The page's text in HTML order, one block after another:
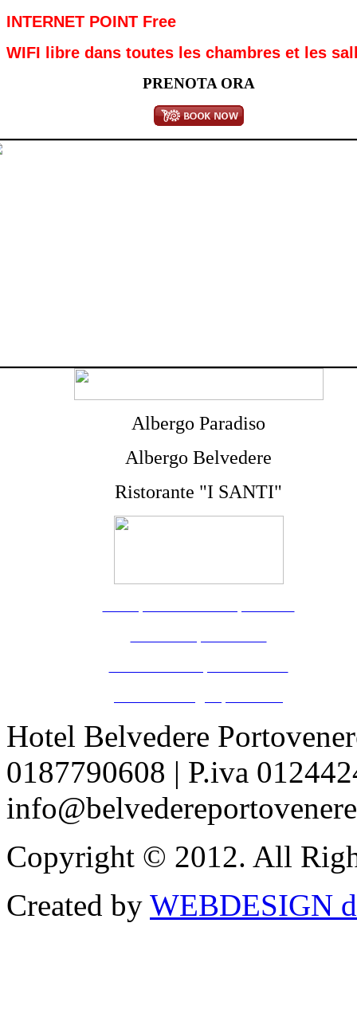
INTERNET POINT Free
WIFI libre dans toutes les chambres et les
PRENOTA ORA
Albergo Paradiso
Albergo Belvedere
Ristorante "I SANTI"
Hotel Belvedere
0187790608 | P.iva
Copyright © 2012. All
Created by WEBDESIGN